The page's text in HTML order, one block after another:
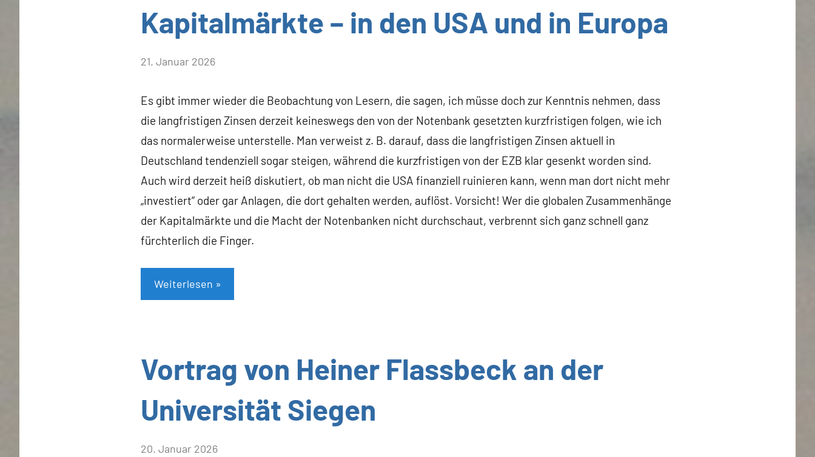
Kapitalmärkte – in den USA und in Europa
von
Flassbeck
21. Januar 2026
Es gibt immer wieder die Beobachtung von Lesern, die sagen, ich müsse doch zur Kenntnis nehmen, dass
die langfristigen Zinsen derzeit keineswegs den von der Notenbank gesetzten kurzfristigen folgen, wie ich
das normalerweise unterstelle. Man verweist z. B. darauf, dass die langfristigen Zinsen aktuell in
Deutschland tendenziell sogar steigen, während die kurzfristigen von der EZB klar gesenkt worden sind.
Auch wird derzeit heiß diskutiert, ob man nicht die USA finanziell ruinieren kann, wenn man dort nicht mehr
„investiert“ oder gar Anlagen, die dort gehalten werden, auflöst. Vorsicht! Wer die globalen Zusammenhänge
der Kapitalmärkte und die Macht der Notenbanken nicht durchschaut, verbrennt sich ganz schnell ganz
fürchterlich die Finger.
Weiterlesen
Allgemein
Vortrag von Heiner Flassbeck an der
Universität Siegen
von
20. Januar 2026